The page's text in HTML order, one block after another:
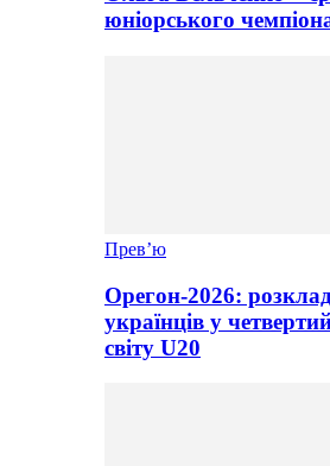
юніорського
Прев’ю
Орегон-2026:
українців у
світу U20